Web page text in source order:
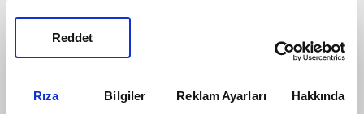
Rıza Bilgiler Reklam Ayarları Hakkında
Reddet